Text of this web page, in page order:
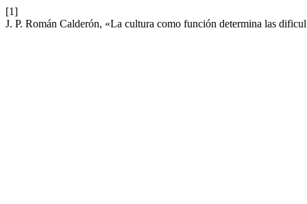
[1]
J. P. Román Calderón, «La cultura como función determina las